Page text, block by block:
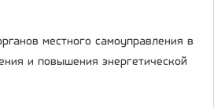
местного самоуправления в
и повышения энергетической